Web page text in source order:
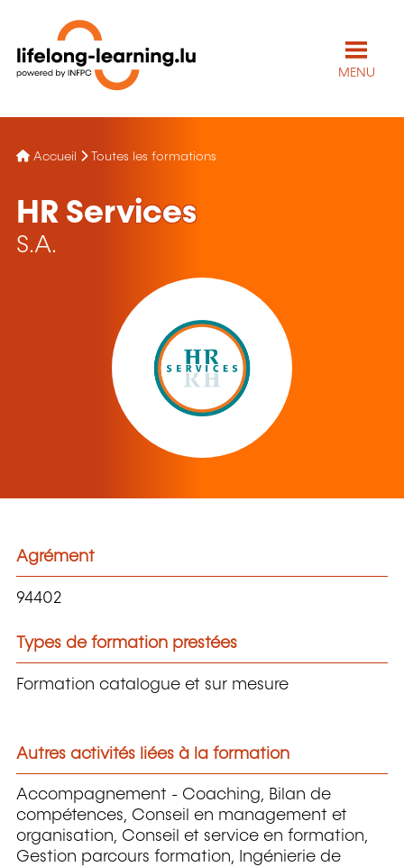
MENU
Accueil Toutes les formations
HR Services
S.A.
Agrément
94402
Types de formation prestées
Formation catalogue et sur mesure
Autres activités liées à la formation
Accompagnement - Coaching, Bilan de
compétences, Conseil en management et
organisation, Conseil et service en formation,
Gestion parcours formation, Ingénierie de